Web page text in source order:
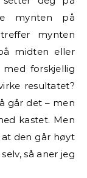
mynten på
mynten
midten eller
forskjellig
resultatet?
går det – men
kastet. Men
at den går høyt
så aner jeg